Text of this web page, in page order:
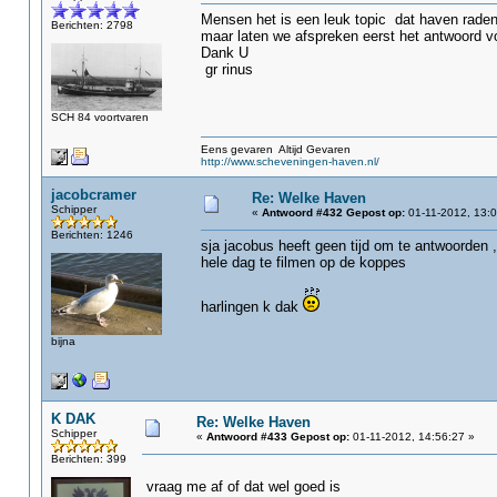
Berichten: 2798
SCH 84 voortvaren
Mensen het is een leuk topic dat haven
maar laten we afspreken eerst het antwoord
Dank U
gr rinus
Eens gevaren Altijd Gevaren
http://www.scheveningen-haven.nl/
jacobcramer
Schipper
Berichten: 1246
bijna
Re: Welke Haven
« Antwoord #432 Gepost op: 01-11-2012,
sja jacobus heeft geen tijd om te antwoorden
hele dag te filmen op de koppes
harlingen k dak
K DAK
Schipper
Berichten: 399
Re: Welke Haven
« Antwoord #433 Gepost op: 01-11-2012, 14:56:27 »
vraag me af of dat wel goed is